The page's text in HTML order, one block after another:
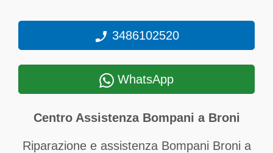
3486102520
WhatsApp
Centro Assistenza Bompani a Broni
Riparazione e assistenza Bompani Broni a